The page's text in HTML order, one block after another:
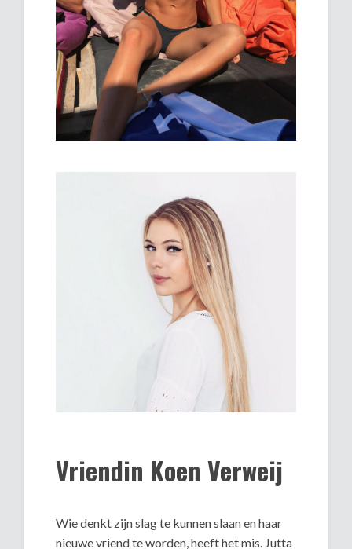
Vriendin Koen Verweij
Wie denkt zijn slag te kunnen slaan en haar
nieuwe vriend te worden, heeft het mis. Jutta